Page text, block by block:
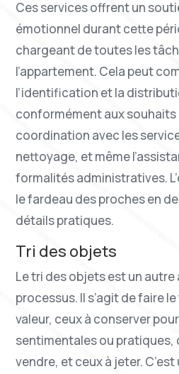
Ces services offrent un
émotionnel durant cette
chargeant de toutes les
l’appartement. Cela peut
l’identification et la
conformément aux souhaits
coordination avec les
nettoyage, et même
formalités administratives.
le fardeau des proches en
détails pratiques.
Tri des objets
Le tri des objets est un
processus. Il s’agit de faire
valeur, ceux à conserver
sentimentales ou pratiques,
vendre, et ceux à jeter.